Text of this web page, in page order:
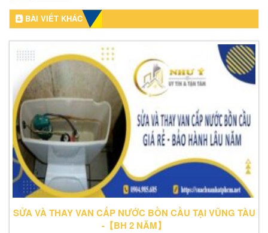
BÀI VIẾT KHÁC
SỬA VÀ THAY VAN CẤP NƯỚC BỒN CẦU TẠI VŨNG TÀU
-【BH 2 NĂM】